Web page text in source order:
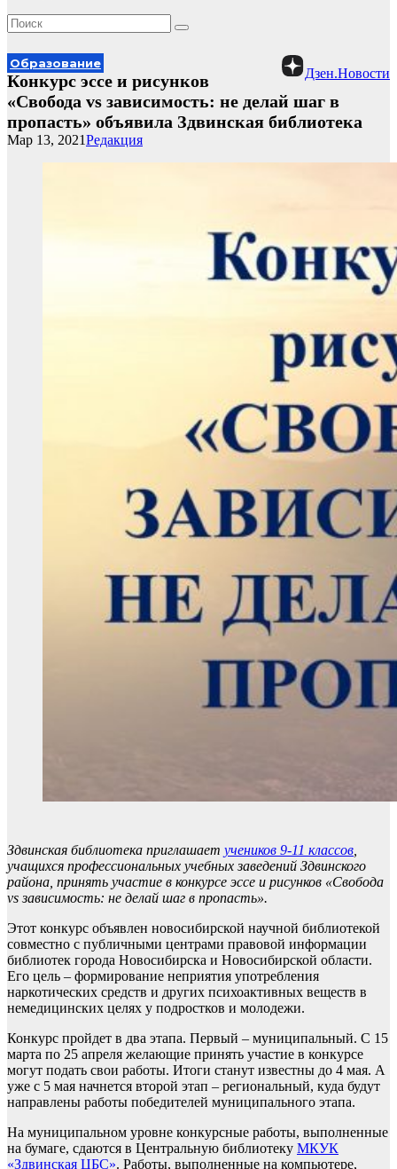
Дзен.Новости
Образование
Конкурс эссе и рисунков
«Свобода vs зависимость: не делай шаг в
пропасть» объявила Здвинская библиотека
Редакция
Мар 13, 2021
Здвинская библиотека приглашает учеников 9-11 классов
учащихся профессиональных учебных заведений Здвинского
района, принять участие в конкурсе эссе и рисунков «Свобода
vs зависимость: не делай шаг в пропасть».
Этот конкурс объявлен новосибирской научной библиотекой
совместно с публичными центрами правовой информации
библиотек города Новосибирска и Новосибирской области.
Его цель – формирование неприятия употребления
наркотических средств и других психоактивных веществ в
немедицинских целях у подростков и молодежи.
Конкурс пройдет в два этапа. Первый – муниципальный. С 15
марта по 25 апреля желающие принять участие в конкурсе
могут подать свои работы. Итоги станут известны до 4 мая. А
уже с 5 мая начнется второй этап – региональный, куда будут
направлены работы победителей муниципального этапа.
На муниципальном уровне конкурсные работы, выполненные
на бумаге, сдаются в Центральную библиотеку МКУК
«Здвинская ЦБС». Работы, выполненные на компьютере,